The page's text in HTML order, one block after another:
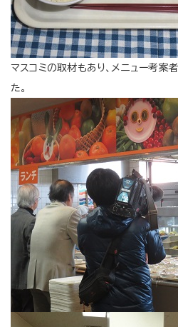
マスコミの取材もあり、メニュー考案
た。